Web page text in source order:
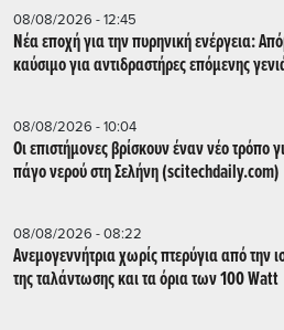
08/08/2026 - 12:45
Νέα εποχή για την πυρηνική ενέργεια:
καύσιμο για αντιδραστήρες επόμενης
08/08/2026 - 10:04
Οι επιστήμονες βρίσκουν έναν νέο τρόπο
πάγο νερού στη Σελήνη (scitechdaily.com)
08/08/2026 - 08:22
Ανεμογεννήτρια χωρίς πτερύγια από την
της ταλάντωσης και τα όρια των 100 Watt